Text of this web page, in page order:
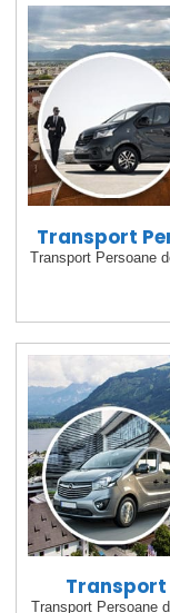
Transport
Transport Persoane
Transport
Transport Persoane